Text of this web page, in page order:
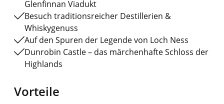
Glenfinnan Viadukt
Besuch traditionsreicher Destillerien &
Whiskygenuss
Auf den Spuren der Legende von Loch Ness
Dunrobin Castle – das märchenhafte Schloss der
Highlands
Vorteile